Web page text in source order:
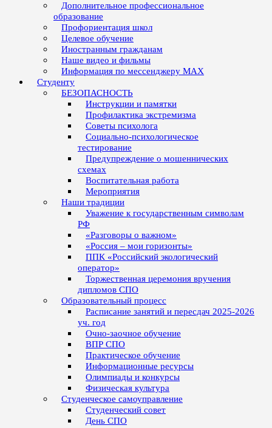
Дополнительное профессиональное
образование
Профориентация школ
Целевое обучение
Иностранным гражданам
Наше видео и фильмы
Информация по мессенджеру MAX
Студенту
БЕЗОПАСНОСТЬ
Инструкции и памятки
Профилактика экстремизма
Советы психолога
Социально-психологическое
тестирование
Предупреждение о мошеннических
схемах
Воспитательная работа
Мероприятия
Наши традиции
Уважение к государственным символам
РФ
«Разговоры о важном»
«Россия – мои горизонты»
ППК «Российский экологический
оператор»
Торжественная церемония вручения
дипломов СПО
Образовательный процесс
Расписание занятий и пересдач 2025-2026
уч. год
Очно-заочное обучение
ВПР СПО
Практическое обучение
Информационные ресурсы
Олимпиады и конкурсы
Физическая культура
Студенческое самоуправление
Студенческий совет
День СПО